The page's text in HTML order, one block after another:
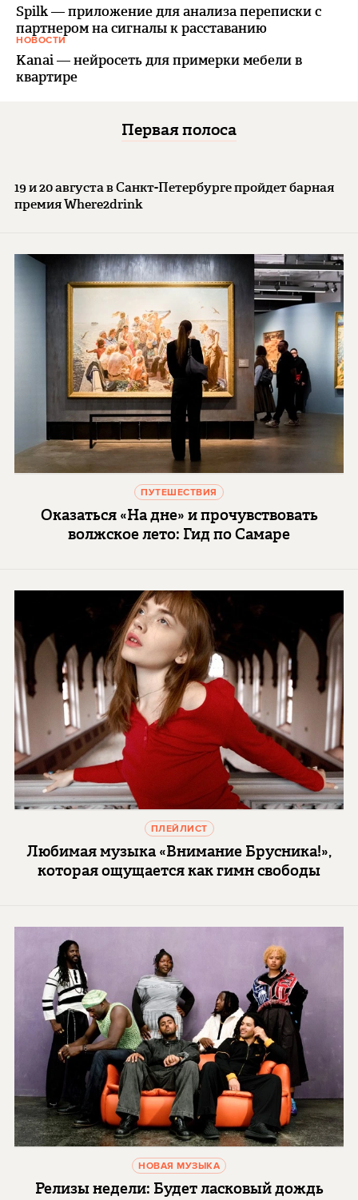
Spilk — приложение для анализа переписки с
партнером на сигналы к расставанию
НОВОСТИ
Kanai — нейросеть для примерки мебели в
квартире
Первая полоса
19 и 20 августа в Санкт-Петербурге пройдет барная
премия Where2drink
ПУТЕШЕСТВИЯ
Оказаться «На дне» и прочувствовать
волжское лето: Гид по Самаре
ПЛЕЙЛИСТ
Любимая музыка «Внимание Брусника!»,
которая ощущается как гимн свободы
НОВАЯ МУЗЫКА
Релизы недели: Будет ласковый дождь